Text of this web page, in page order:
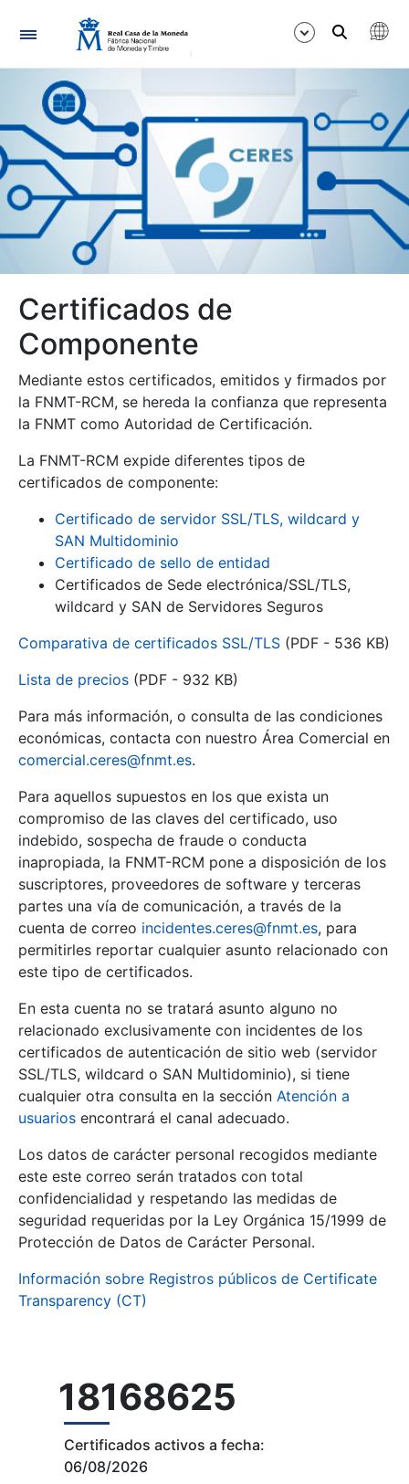
Navegació
Mostra/Amaga
Mostra/Amaga
Mostra/Amaga
Certificados de
Componente
Mediante estos certificados, emitidos y firmados por
la FNMT-RCM, se hereda la confianza que representa
la FNMT como Autoridad de Certificación.
La FNMT-RCM expide diferentes tipos de
certificados de componente:
Certificado de servidor SSL/TLS, wildcard y
SAN Multidominio
Certificado de sello de entidad
Certificados de Sede electrónica/SSL/TLS,
wildcard y SAN de Servidores Seguros
Comparativa de certificados SSL/TLS (PDF - 536 KB)
Lista de precios (PDF - 932 KB)
Para más información, o consulta de las condiciones
económicas, contacta con nuestro Área Comercial en
comercial.ceres@fnmt.es.
Para aquellos supuestos en los que exista un
compromiso de las claves del certificado, uso
indebido, sospecha de fraude o conducta
inapropiada, la FNMT-RCM pone a disposición de los
suscriptores, proveedores de software y terceras
partes una vía de comunicación, a través de la
cuenta de correo incidentes.ceres@fnmt.es, para
permitirles reportar cualquier asunto relacionado con
este tipo de certificados.
En esta cuenta no se tratará asunto alguno no
relacionado exclusivamente con incidentes de los
certificados de autenticación de sitio web (servidor
SSL/TLS, wildcard o SAN Multidominio), si tiene
cualquier otra consulta en la sección Atención a
usuarios encontrará el canal adecuado.
Los datos de carácter personal recogidos mediante
este este correo serán tratados con total
confidencialidad y respetando las medidas de
seguridad requeridas por la Ley Orgánica 15/1999 de
Protección de Datos de Carácter Personal.
Información sobre Registros públicos de Certificate
Transparency (CT)
18168625
Certificados activos a fecha:
06/08/2026